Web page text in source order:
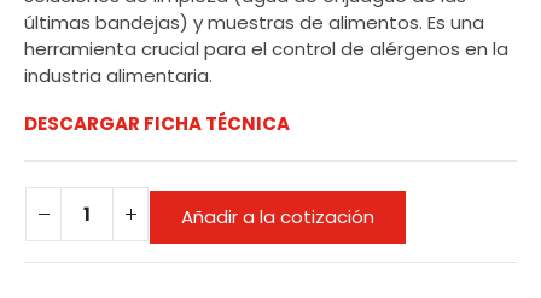
últimas bandejas) y muestras de alimentos. Es una
herramienta crucial para el control de alérgenos en la
industria alimentaria.
DESCARGAR FICHA TÉCNICA
Añadir a la cotización